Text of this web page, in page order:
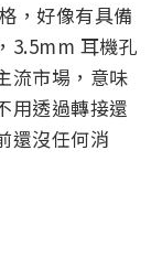
，好像有具備
3.5mm 耳機孔
流市場，意味
用透過轉接還
還沒任何消